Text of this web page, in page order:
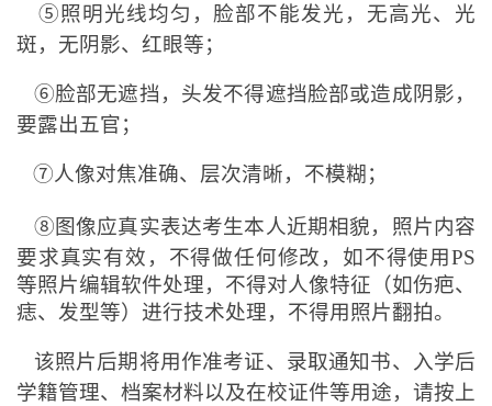
⑤照明光线均匀，脸部不能发光，无高光、光
斑，无阴影、红眼等；
⑥脸部无遮挡，头发不得遮挡脸部或造成阴影，
要露出五官；
⑦人像对焦准确、层次清晰，不模糊；
⑧图像应真实表达考生本人近期相貌，照片内容
要求真实有效，不得做任何修改，如不得使用PS
等照片编辑软件处理，不得对人像特征（如伤疤、
痣、发型等）进行技术处理，不得用照片翻拍。
该照片后期将用作准考证、录取通知书、入学后
学籍管理、档案材料以及在校证件等用途，请按上